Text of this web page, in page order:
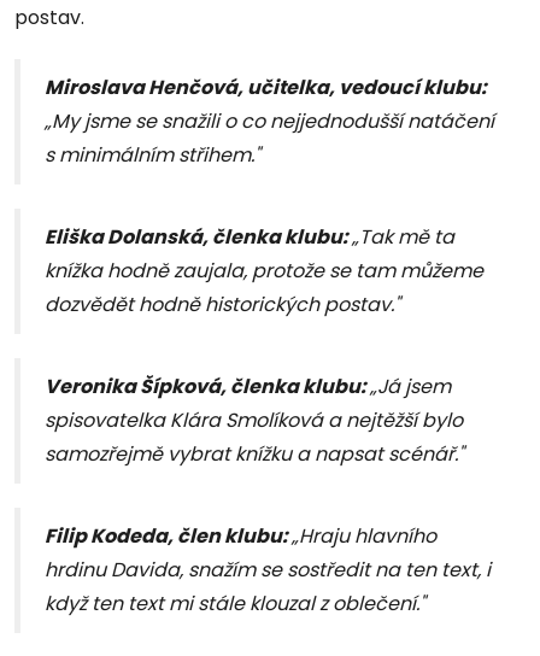
postav.
Miroslava Henčová, učitelka, vedoucí klubu:
„My jsme se snažili o co nejjednodušší natáčení
s minimálním střihem."
Eliška Dolanská, členka klubu:„Tak mě ta
knížka hodně zaujala, protože se tam můžeme
dozvědět hodně historických postav."
Veronika Šípková, členka klubu:„Já jsem
spisovatelka Klára Smolíková a nejtěžší bylo
samozřejmě vybrat knížku a napsat scénář."
Filip Kodeda, člen klubu:„Hraju hlavního
hrdinu Davida, snažím se sostředit na ten text, i
když ten text mi stále klouzal z oblečení."